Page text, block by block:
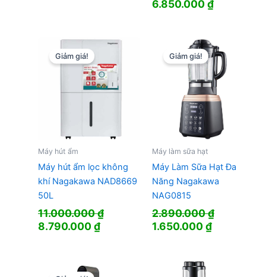
Giá
8.900.000 ₫.
6.850.000₫Giá
là:
Giảm giá!
Máy hút ẩm
Máy hút ẩm lọc không
khí Nagakawa NAD8669
50L
11.000.000₫
Giá
11.000.000 ₫.
8.790.000₫Giá
Giảm giá!
Máy làm sữa hạt
Máy Làm Sữa Hạt Đa
Năng Nagakawa
NAG0815
2.890.000₫
Giá
2.890.000 ₫.
1.650.000₫Giá